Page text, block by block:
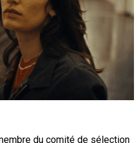
du comité de sélection